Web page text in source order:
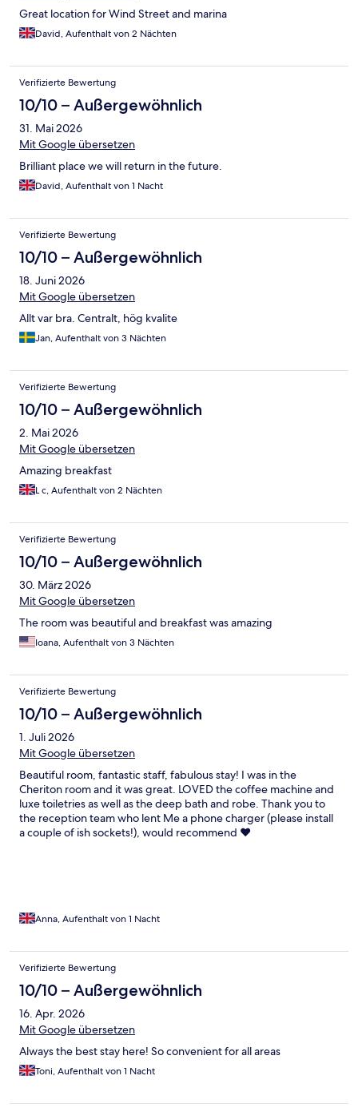
Great location for Wind Street and marina
David, Aufenthalt von 2 Nächten
Verifizierte Bewertung
10/10 – Außergewöhnlich
31. Mai 2026
Mit Google übersetzen
Brilliant place we will return in the future.
David, Aufenthalt von 1 Nacht
Verifizierte Bewertung
10/10 – Außergewöhnlich
18. Juni 2026
Mit Google übersetzen
Allt var bra. Centralt, hög kvalite
Jan, Aufenthalt von 3 Nächten
Verifizierte Bewertung
10/10 – Außergewöhnlich
2. Mai 2026
Mit Google übersetzen
Amazing breakfast
L c, Aufenthalt von 2 Nächten
Verifizierte Bewertung
10/10 – Außergewöhnlich
30. März 2026
Mit Google übersetzen
The room was beautiful and breakfast was amazing
Ioana, Aufenthalt von 3 Nächten
Verifizierte Bewertung
10/10 – Außergewöhnlich
1. Juli 2026
Mit Google übersetzen
Beautiful room, fantastic staff, fabulous stay! I was in the
Cheriton room and it was great. LOVED the coffee machine and
luxe toiletries as well as the deep bath and robe. Thank you to
the reception team who lent Me a phone charger (please install
a couple of ish sockets!), would recommend ♥️
Anna, Aufenthalt von 1 Nacht
Verifizierte Bewertung
10/10 – Außergewöhnlich
16. Apr. 2026
Mit Google übersetzen
Always the best stay here! So convenient for all areas
Toni, Aufenthalt von 1 Nacht